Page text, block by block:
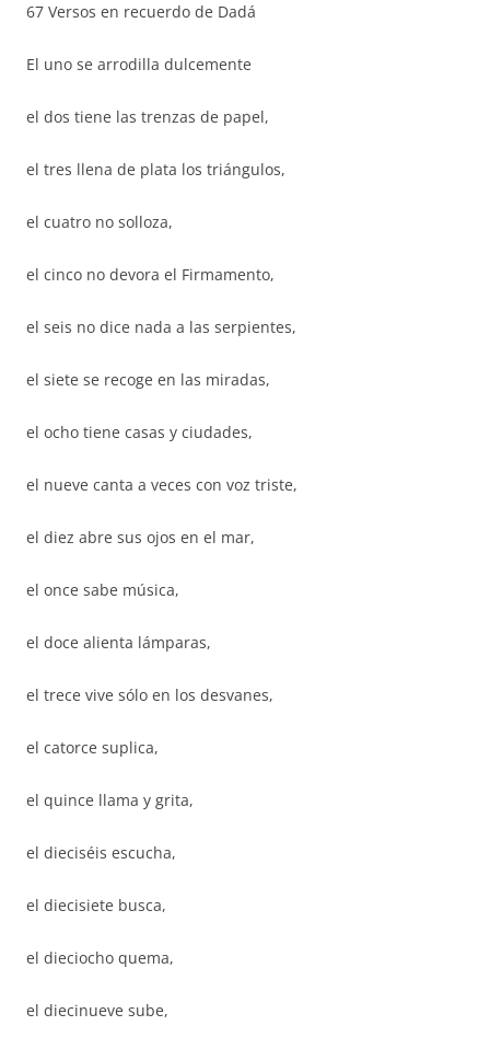
67 Versos en recuerdo de Dadá
El uno se arrodilla dulcemente
el dos tiene las trenzas de papel,
el tres llena de plata los triángulos,
el cuatro no solloza,
el cinco no devora el Firmamento,
el seis no dice nada a las serpientes,
el siete se recoge en las miradas,
el ocho tiene casas y ciudades,
el nueve canta a veces con voz triste,
el diez abre sus ojos en el mar,
el once sabe música,
el doce alienta lámparas,
el trece vive sólo en los desvanes,
el catorce suplica,
el quince llama y grita,
el dieciséis escucha,
el diecisiete busca,
el dieciocho quema,
el diecinueve sube,